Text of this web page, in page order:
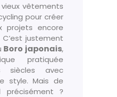
vêtements
pour créer
projets encore
justement
Boro japonais,
pratiquée
siècles avec
style. Mais de
précisément ?